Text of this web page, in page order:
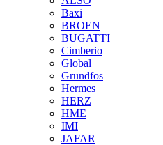
Baxi
BROEN
BUGATTI
Cimberio
Global
Grundfos
Hermes
HERZ
HME
IMI
JAFAR